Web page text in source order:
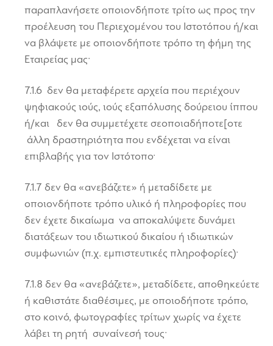
παραπλανήσετε οποιονδήποτε τρίτο ως προς την
προέλευση του Περιεχομένου του Ιστοτόπου ή/και
να βλάψετε με οποιονδήποτε τρόπο τη φήμη της
Εταιρείας μας·
7.1.6 δεν θα μεταφέρετε αρχεία που περιέχουν
ψηφιακούς ιούς, ιούς εξαπόλυσης δούρειου ίππου
ή/και δεν θα συμμετέχετε σεοποιαδήποτε[οτε
άλλη δραστηριότητα που ενδέχεται να είναι
επιβλαβής για τον Ιστότοπο·
7.1.7 δεν θα «ανεβάζετε» ή μεταδίδετε με
οποιονδήποτε τρόπο υλικό ή πληροφορίες που
δεν έχετε δικαίωμα να αποκαλύψετε δυνάμει
διατάξεων του ιδιωτικού δικαίου ή ιδιωτικών
συμφωνιών (π.χ. εμπιστευτικές πληροφορίες)·
7.1.8 δεν θα «ανεβάζετε», μεταδίδετε, αποθηκεύετε
ή καθιστάτε διαθέσιμες, με οποιοδήποτε τρόπο,
στο κοινό, φωτογραφίες τρίτων χωρίς να έχετε
λάβει τη ρητή συναίνεσή τους·